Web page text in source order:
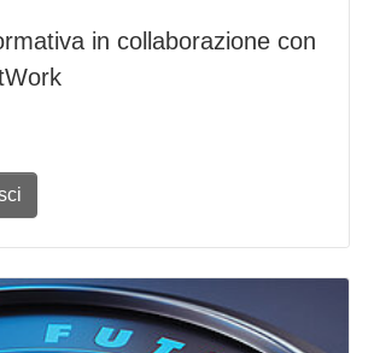
in collaborazione con